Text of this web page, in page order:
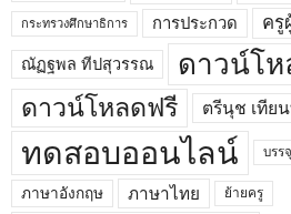
กระทรวงศึกษาธิการ การประกวด ครู
ณัฏฐพล ทีปสุวรรณ ดาวน์โห
ดาวน์โหลดฟรี ตรีนุช เทีย
ทดสอบออนไลน์ บรร
ภาษาอังกฤษ ภาษาไทย ย้ายครู